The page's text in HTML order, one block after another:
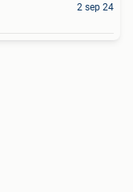
2 sep 24